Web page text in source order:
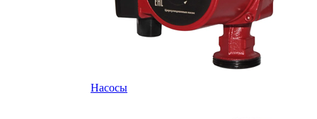
Насосы